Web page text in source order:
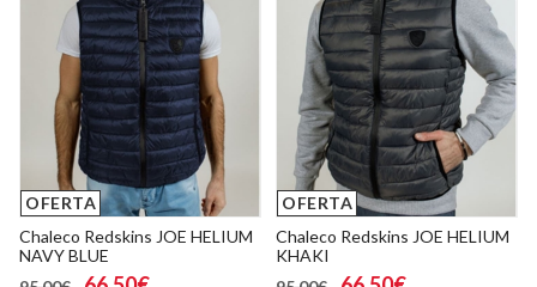
OFERTA
Chaleco Redskins JOE HELIUM
NAVY BLUE
OFERTA
Chaleco Redskins JOE HELIUM
KHAKI